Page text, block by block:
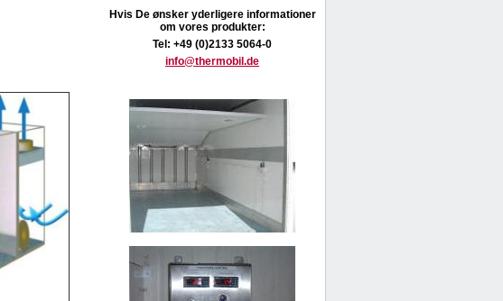
Hvis De ønsker yderligere informationer
om vores produkter:
Tel: +49 (0)2133 5064-0
info@thermobil.de